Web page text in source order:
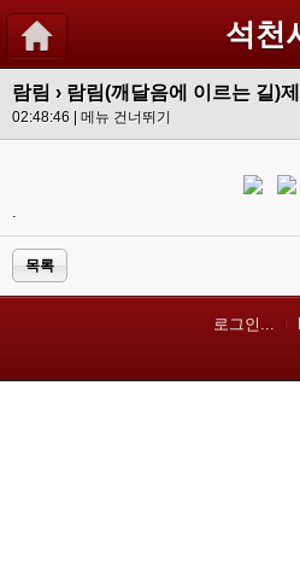
석천
람림 › 람림(깨달음에 이르는 길)
02:48:46 | 메뉴 건너뛰기
.
목록
로그인...